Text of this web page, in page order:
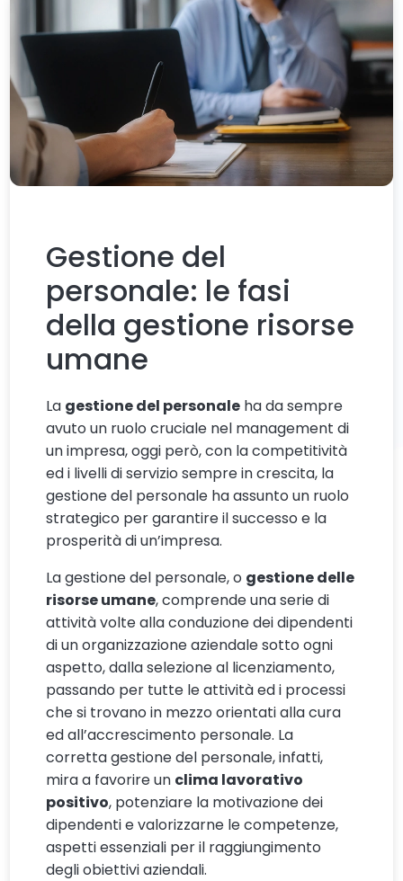
Gestione del
personale: le fasi
della gestione risorse
umane
La gestione del personale ha da sempre
avuto un ruolo cruciale nel management di
un impresa, oggi però, con la competitività
ed i livelli di servizio sempre in crescita, la
gestione del personale ha assunto un ruolo
strategico per garantire il successo e la
prosperità di un’impresa.
La gestione del personale, o gestione delle
risorse umane, comprende una serie di
attività volte alla conduzione dei dipendenti
di un organizzazione aziendale sotto ogni
aspetto, dalla selezione al licenziamento,
passando per tutte le attività ed i processi
che si trovano in mezzo orientati alla cura
ed all’accrescimento personale. La
corretta gestione del personale, infatti,
mira a favorire un clima lavorativo
positivo, potenziare la motivazione dei
dipendenti e valorizzarne le competenze,
aspetti essenziali per il raggiungimento
degli obiettivi aziendali.